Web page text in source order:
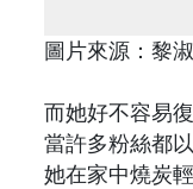
圖片來源：黎
而她好不容易
當許多粉絲都
她在家中燒炭